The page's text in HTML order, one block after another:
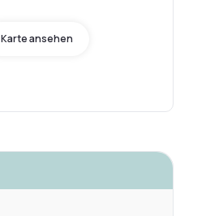
Karte ansehen